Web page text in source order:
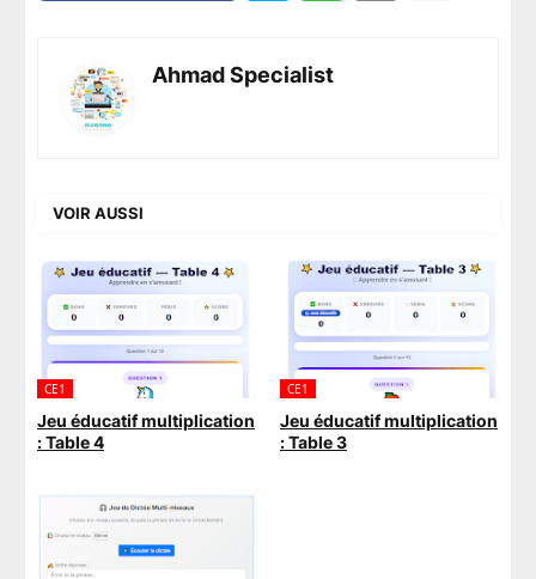
Ahmad Specialist
VOIR AUSSI
CE1
Jeu éducatif multiplication
: Table 4
CE1
Jeu éducatif multiplication
: Table 3